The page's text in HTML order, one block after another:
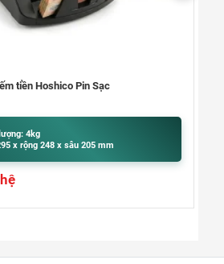
Quận 9
khu Đô Thị Vinhomes Grand Park,
0948020788
tiền ngoại tệ Hoshico T100
10kg
x rộng 255 x sâu 195 mm